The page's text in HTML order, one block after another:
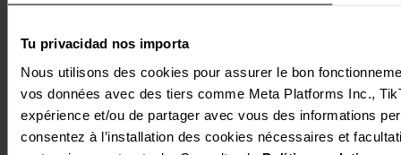
Tu privacidad nos importa
Nous utilisons des cookies pour assurer le bon
vos données avec des tiers comme Meta Platforms Inc.,
expérience et/ou de partager avec vous des informations
consentez à l’installation des cookies nécessaires et